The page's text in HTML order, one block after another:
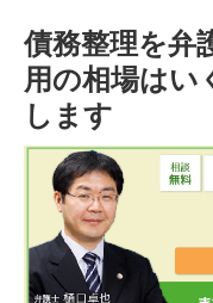
債務整理を弁
用の相場は
します